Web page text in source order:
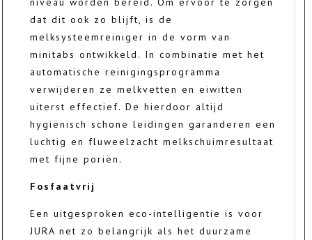
dat dit ook zo blijft, is de
melksysteemreiniger in de vorm van
minitabs ontwikkeld. In combinatie met het
automatische reinigingsprogramma
verwijderen ze melkvetten en eiwitten
uiterst effectief. De hierdoor altijd
hygiënisch schone leidingen garanderen een
luchtig en fluweelzacht melkschuimresultaat
met fijne poriën.
Fosfaatvrij
Een uitgesproken eco-intelligentie is voor
JURA net zo belangrijk als het duurzame